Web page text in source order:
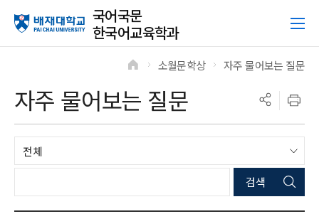
국어국문
한국어교육학과
자주 물어보는 질문
소월문학상 자주 물어보는 질문